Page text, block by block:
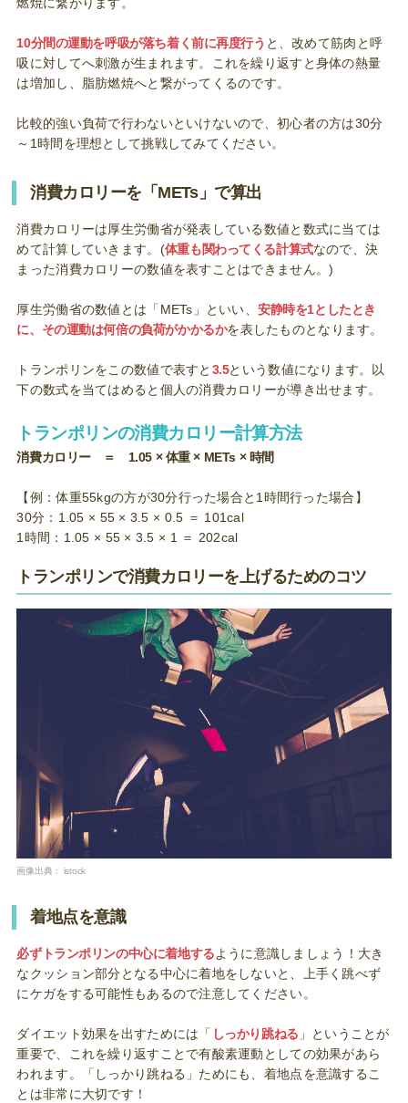
燃焼に繋がります。
10分間の運動を呼吸が落ち着く前に再度行う と、改めて筋肉と呼
吸に対してへ刺激が生まれます。これを繰り返すと身体の熱量
は増加し、脂肪燃焼へと繋がってくるのです。
比較的強い負荷で行わないといけないので、初心者の方は30分
～1時間を理想として挑戦してみてください。
消費カロリーを「METs」で算出
消費カロリーは厚生労働省が発表している数値と数式に当ては
めて計算していきます。(体重も関わってくる計算式なので、決
まった消費カロリーの数値を表すことはできません。)
厚生労働省の数値とは「METs」といい、安静時を1としたとき
に、その運動は何倍の負荷がかかるかを表したものとなります。
トランポリンをこの数値で表すと 3.5という数値になります。以
下の数式を当てはめると個人の消費カロリーが導き出せます。
トランポリンの消費カロリー計算方法
消費カロリー ＝ 1.05 × 体重 × METs × 時間
【例：体重55kgの方が30分行った場合と1時間行った場合】
30分：1.05 × 55 × 3.5 × 0.5 ＝ 101cal
1時間：1.05 × 55 × 3.5 × 1 ＝ 202cal
トランポリンで消費カロリーを上げるためのコツ
画像出典： istock
着地点を意識
必ずトランポリンの中心に着地するように意識しましょう！大き
なクッション部分となる中心に着地をしないと、上手く跳べず
にケガをする可能性もあるので注意してください。
ダイエット効果を出すためには「 しっかり跳ねる 」ということが
重要で、これを繰り返すことで有酸素運動としての効果があら
われます。「しっかり跳ねる」ためにも、着地点を意識するこ
とは非常に大切です！